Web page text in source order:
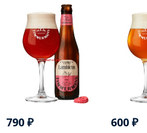
790 ₽ 600 ₽